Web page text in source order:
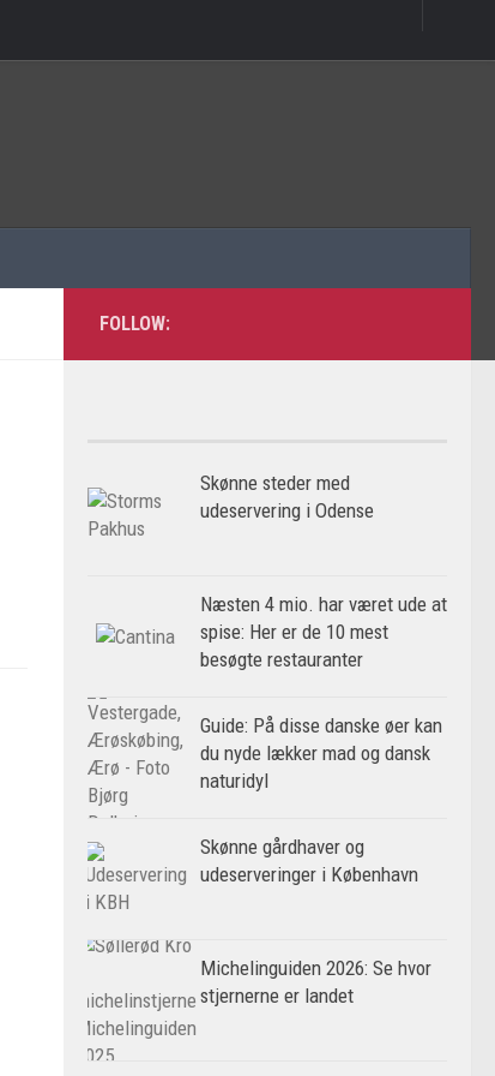
FOLLOW:
Skønne steder med
udeservering i Odense
Næsten 4 mio. har været ude at
spise: Her er de 10 mest
besøgte restauranter
Guide: På disse danske øer kan
du nyde lækker mad og dansk
naturidyl
Skønne gårdhaver og
udeserveringer i København
Michelinguiden 2026: Se hvor
stjernerne er landet